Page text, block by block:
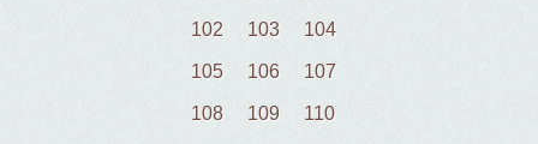
102 103 104
105 106 107
108 109 110